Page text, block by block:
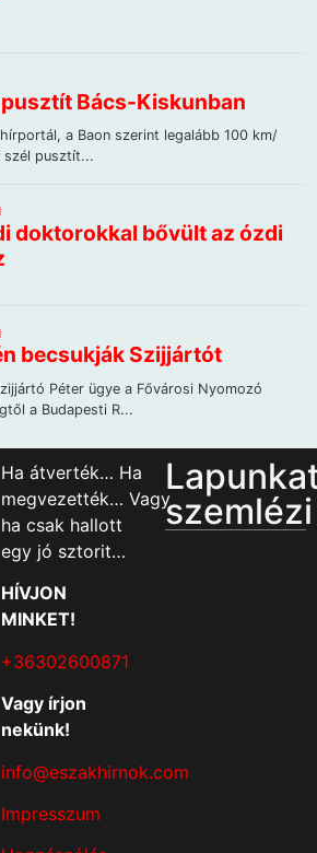
Ha átverték… Ha
megvezették… Vagy
ha csak hallott
egy jó sztorit…
HÍVJON
MINKET!
+36302600871
Vagy írjon
nekünk!
info@eszakhirnok.com
Impresszum
szemlézi